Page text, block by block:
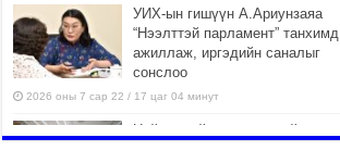
УИХ-ын гишүүн А.Ариунзаяа
“Нээлттэй парламент” танхимд
ажиллаж, иргэдийн саналыг
сонслоо
2026 оны 7 сар 22 / 17 цаг 04 минут
Нийслэлийн өвөлжилтийн